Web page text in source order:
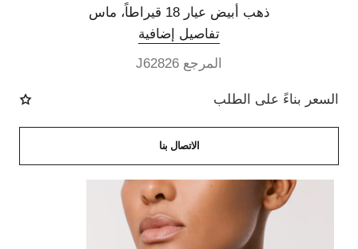
ذهب أبيض عيار 18 قيراطاً، ماس
تفاصيل إضافية
المرجع J62826
السعر بناءً على الطلب
الاتصال بنا